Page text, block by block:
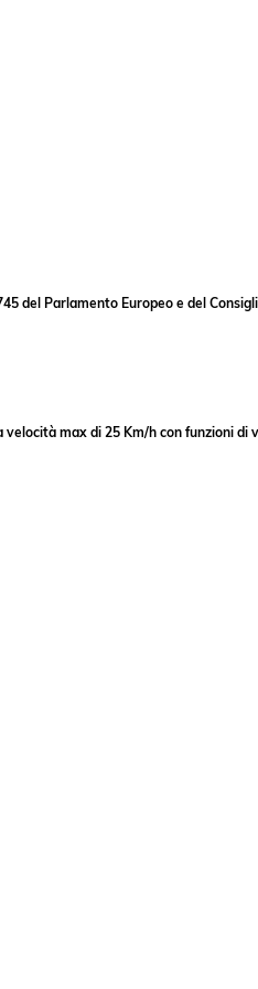
del Parlamento Europeo e del
max di 25 Km/h con funzioni